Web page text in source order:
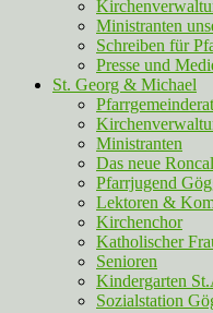
Ministranten
Schreiben für
Presse und
St. Georg & Michael
Pfarrgemeinderat
Ministranten
Das neue
Pfarrjugend
Lektoren &
Kirchenchor
Katholischer
Senioren
Kindergarten
Sozialstation